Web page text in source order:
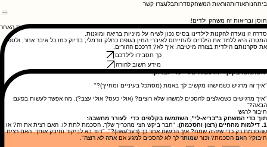
ביתחנותאודותהוראות המשחקסדרותבלוגצרו קשר
חוסן ובריאות זה משחק ילדים!
נכבד את האחר
סדרה זו נועדה להקנות לילדינו בסיס נכון לשיח על מיניות בריאה ומוגנות.
המטרה היא ללמד את הילדים להתייחס לאיברי המין בגופם כחלק נורמלי, בדיוק כמו כל איבר אחר, ולספק
את סקרנותם הילדית בצורה מיטיבה, איך לא? דרככם ההורים.
כך תסבירו לילדכם
מידע חשוב להורה
השתמשו בקלף "הרגשות שלי" כדי לבדוק:
"איך זה מרגיש כשמישהו מקשיב לך באמת (מסתכל בעיניים ומחייך)?"
"איך מרגישים כשנאלצים להסכים למשהו שלא רוצים? (אולי כעס? אולי עצב?). מה אפשר לעשות בפעם
הבאה?"
חיבור לרגש
תוך כדי המשחק ב"בריא-לי", השתמשו בקלפים כדי לעורר מחשבה:
1. דילמות מהחיים (רצון והסכמה):
"חבר ביקש חצי מהכריך שלך. הסכמת לתת לו. האם רצית את זה? או
שהסכמת רק כדי שיהיה שמח? איך הרגשת אחר כך (רעב/גאה)?". "דוד בא לביקור וחיבק אותך. האם רצית
חיבוק? האם הסכמת? זכור שמותר לך לא להסכים למגע אם אתה לא רוצה".